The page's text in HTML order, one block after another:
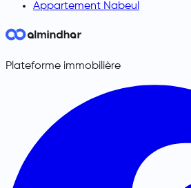
Appartement Nabeul
Plateforme immobilière